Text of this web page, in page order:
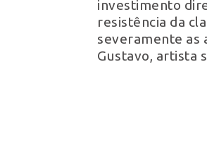
investimento
resistência da
severamente as
Gustavo, artista